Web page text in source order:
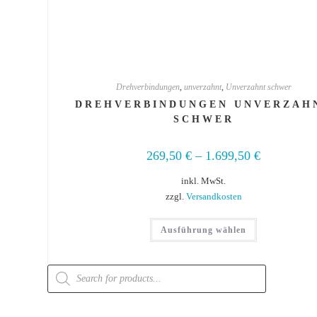
Drehverbindungen, unverzahnt, Unverzahnt schwer
DREHVERBINDUNGEN
SCHWER
269,50€ – 1.699,50€
inkl. MwSt.
zzgl. Versandkosten
Ausführung wählen